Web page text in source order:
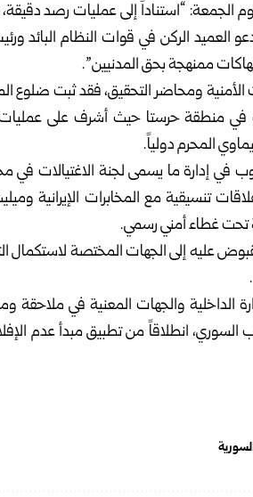
الجمعة: “استناداً إلى عمليات رصد
العميد الركن في قوات النظام البائد
ممنهجة بحق المدنيين”.
ومحاضر التحقيق، فقد ثبت ضلوع
في منطقة حرستا حيث أشرف على
المحرم دولياً.
في إدارة ما يسمى لجنة الاغتيالات في
تنسيقية مع المخابرات الإيرانية
تحت غطاء أمني رسمي.
عليه إلى الجهات المختصة لاستكمال
الداخلية والجهات المعنية في ملاحقة
السوري، انطلاقاً من تطبيق مبدأ عدم